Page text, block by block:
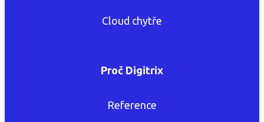
Cloud chytře
Proč Digitrix
Reference